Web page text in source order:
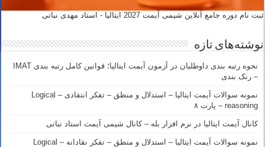
ثبت نام دوره جامع آنلاین شیمی آیمت 2027 ایتالیا - استاد مهدی نباتی
نوشته‌های تازه
نحوه رتبه بندی داوطلبان در آزمون آیمت ایتالیا؛ قوانین کامل رتبه بندی IMAT
– رنک بندی
نمونه سوالات آیمت ایتالیا – استدلال و منطق – تفکر انتقادی – Logical
reasoning – پارت ۸
کانال آیمت ایتالیا در نرم افزار بله – کانال شیمی آیمت استاد نباتی
نمونه سوالات آیمت ایتالیا – استدلال و منطق – تفکر نقادانه – Logical